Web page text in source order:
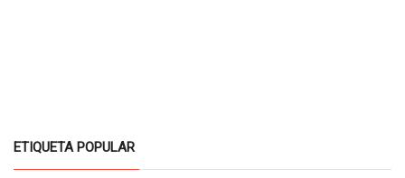
ETIQUETA POPULAR